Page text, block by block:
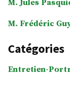
M. Jules
M. Frédéric
Catégories
Entretien-